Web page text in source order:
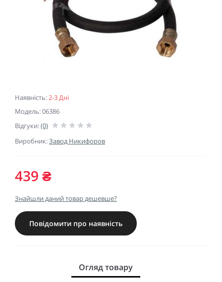
Наявність:2-3 Дні
Модель: 06386
Відгуки:(0)
Виробник:Завод Никифоров
439 ₴
Знайшли даний товар дешевше?
Повідомити про наявність
Огляд товару